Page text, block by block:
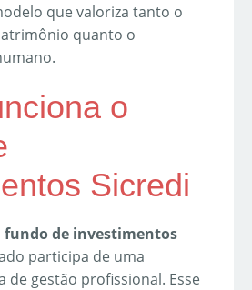
que valoriza tanto o
quanto o
o
Sicredi
fundo de investimentos
participa de uma
de gestão profissional. Esse